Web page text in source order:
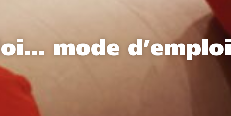
mode d’emploi